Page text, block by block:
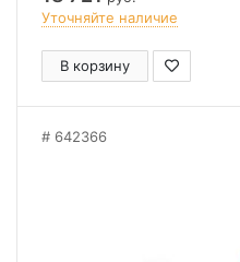
Уточняйте наличие
В корзину
642366